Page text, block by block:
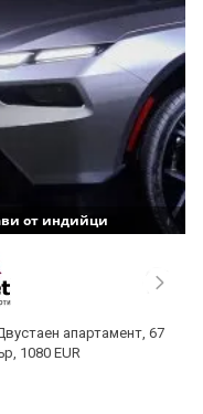
от индийци
апартамент, 67
1080 EUR